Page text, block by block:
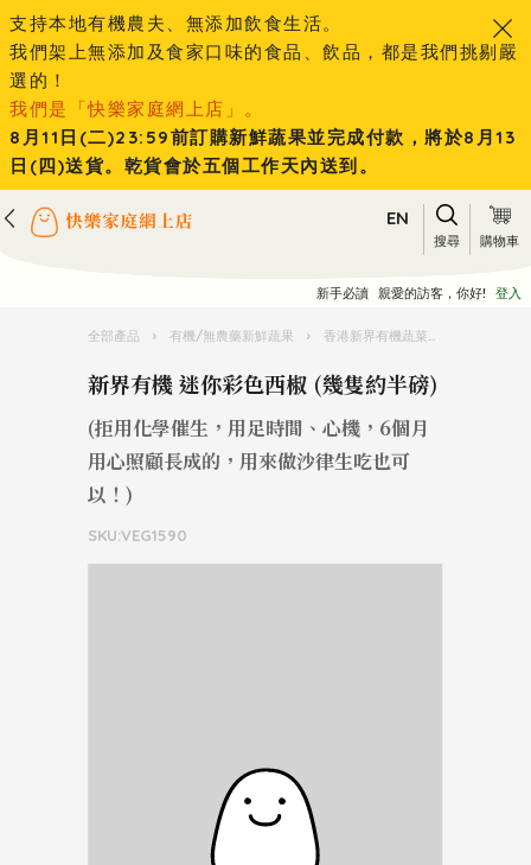
支持本地有機農夫、無添加飲食生活。
我們架上無添加及食家口味的食品、飲品，都是我們挑剔嚴
選的！
我們是「快樂家庭網上店」。
8月11日(二)23:59前訂購新鮮蔬果並完成付款，將於8月13
日(四)送貨。乾貨會於五個工作天內送到。
EN
搜尋 購物車
新手必讀 親愛的訪客，你好! 登入
全部產品 › 有機/無農藥新鮮蔬果 › 香港新界有機蔬菜水果
新界有機 迷你彩色西椒 (幾隻約半磅)
(拒用化學催生，用足時間、心機，6個月
用心照顧長成的，用來做沙律生吃也可
以！)
SKU:VEG1590